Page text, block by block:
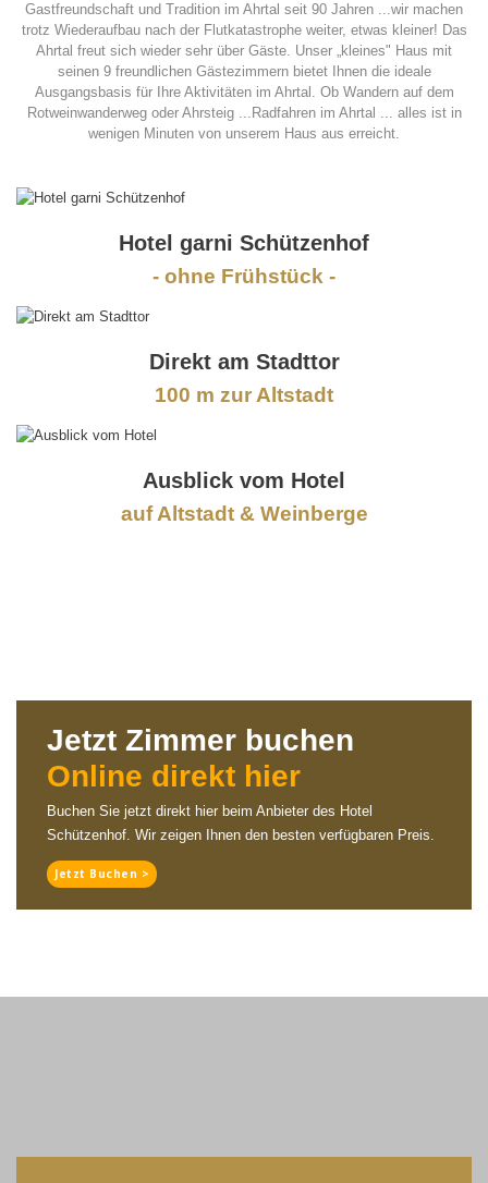
Gastfreundschaft und Tradition im Ahrtal seit 90 Jahren ...wir machen
trotz Wiederaufbau nach der Flutkatastrophe weiter, etwas kleiner! Das
Ahrtal freut sich wieder sehr über Gäste. Unser „kleines" Haus mit
seinen 9 freundlichen Gästezimmern bietet Ihnen die ideale
Ausgangsbasis für Ihre Aktivitäten im Ahrtal. Ob Wandern auf dem
Rotweinwanderweg oder Ahrsteig ...Radfahren im Ahrtal ... alles ist in
wenigen Minuten von unserem Haus aus erreicht.
Hotel garni Schützenhof
- ohne Frühstück -
Direkt am Stadttor
100 m zur Altstadt
Ausblick vom Hotel
auf Altstadt & Weinberge
Jetzt Zimmer buchen
Online direkt hier
Buchen Sie jetzt direkt hier beim Anbieter des Hotel
Schützenhof. Wir zeigen Ihnen den besten verfügbaren Preis.
Jetzt Buchen >